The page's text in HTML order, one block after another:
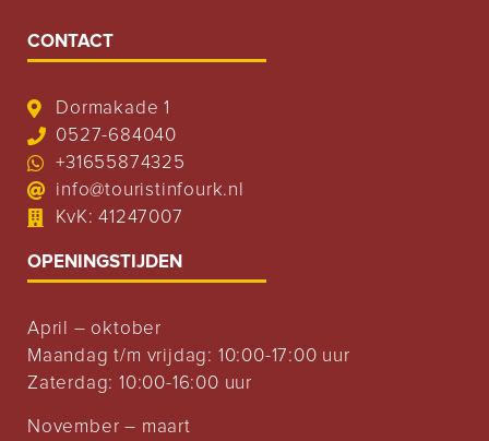
CONTACT
Dormakade 1
0527-684040
+31655874325
info@touristinfourk.nl
KvK: 41247007
OPENINGSTIJDEN
April – oktober
Maandag t/m vrijdag: 10:00-17:00 uur
Zaterdag: 10:00-16:00 uur
November – maart